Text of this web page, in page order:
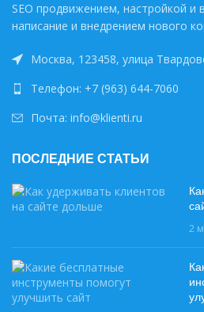
SEO продвижением, настройкой и
написание и внедрением нового
Москва, 123458, улица
Телефон: +7 (963) 644-7060
Почта: info@klienti.ru
ПОСЛЕДНИЕ СТАТЬИ
2